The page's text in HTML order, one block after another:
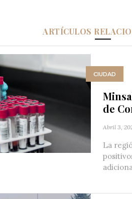
ARTÍCULOS
CIUDAD
de
Abril 3,
La